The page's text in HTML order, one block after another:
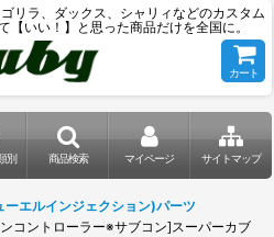
リラ、ダックス、シャリィなどのカスタム
いい！】と思った商品だけを全国に。
カート
別 商品検索 マイページ サイトマップ
ーエルインジェクション)パーツ
コントローラー※サブコン]スーパーカブ